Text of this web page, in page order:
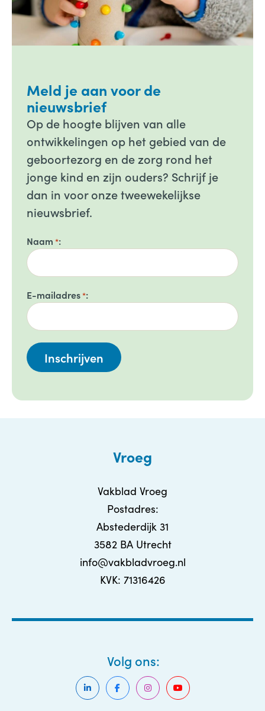
Meld je aan voor de
nieuwsbrief
Op de hoogte blijven van alle
ontwikkelingen op het gebied van de
geboortezorg en de zorg rond het
jonge kind en zijn ouders? Schrijf je
dan in voor onze tweewekelijkse
nieuwsbrief.
Naam *
E-mailadres*
Vroeg
Vakblad Vroeg
Postadres:
Abstederdijk 31
3582 BA Utrecht
info@vakbladvroeg.nl
KVK: 71316426
Volg ons: